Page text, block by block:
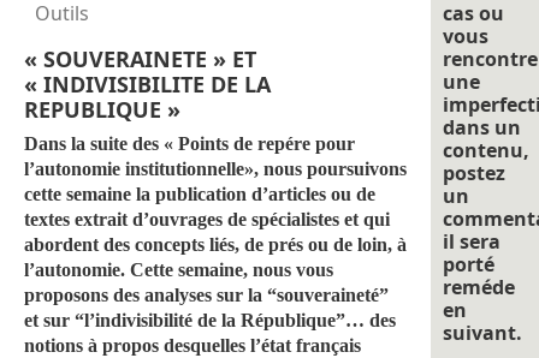
Outils
« SOUVERAINETE » ET
« INDIVISIBILITE DE LA
REPUBLIQUE »
Dans la suite des « Points de repére pour
l’autonomie institutionnelle», nous poursuivons
cette semaine la publication d’articles ou de
textes extrait d’ouvrages de spécialistes et qui
abordent des concepts liés, de prés ou de loin, à
l’autonomie. Cette semaine, nous vous
proposons des analyses sur la “souveraineté”
et sur “l’indivisibilité de la République”… des
notions à propos desquelles l’état français
cas ou
vous
une
dans un
contenu,
postez
un
il sera
porté
reméde
en
suivant.